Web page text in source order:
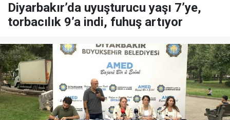
Diyarbakır’da uyuşturucu yaşı 7’ye,
torbacılık 9’a indi, fuhuş artıyor